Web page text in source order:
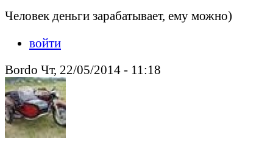
Человек деньги зарабатывает, ему можно)
войти
Bordo Чт, 22/05/2014 - 11:18